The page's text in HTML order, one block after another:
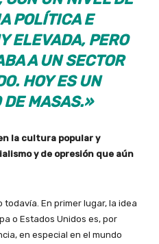
POLÍTICA E
ELEVADA, PERO
A UN SECTOR
HOY ES UN
DE MASAS.»
la cultura popular y
y de opresión que aún
En primer lugar, la idea
o Estados Unidos es, por
en especial en el mundo